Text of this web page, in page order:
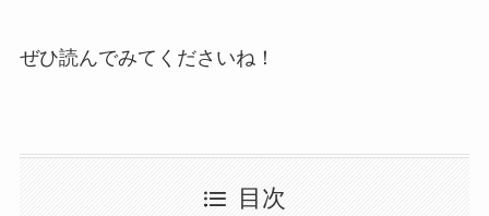
ぜひ読んでみてくださいね！
目次